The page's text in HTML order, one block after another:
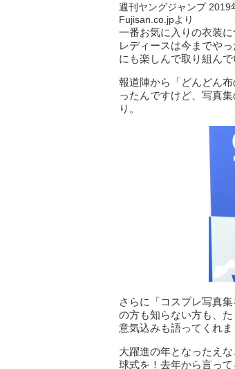
週刊ヤングジャンプ
Fujisan.co.jpより
一番お気に入りの衣装
レディースは今までや
にも楽しんで取り組んで
報道陣から「どんどん
ったんですけど、写真
り。
さらに「コスプレ写真
の方も知らない方も、
意気込みも語ってくれま
大躍進の年となったえ
球式を！去年から言っ